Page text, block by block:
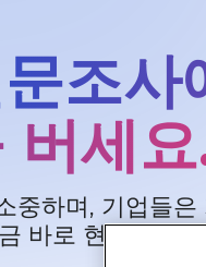
조사
버세
중하며, 기업들
바로 현금을 받